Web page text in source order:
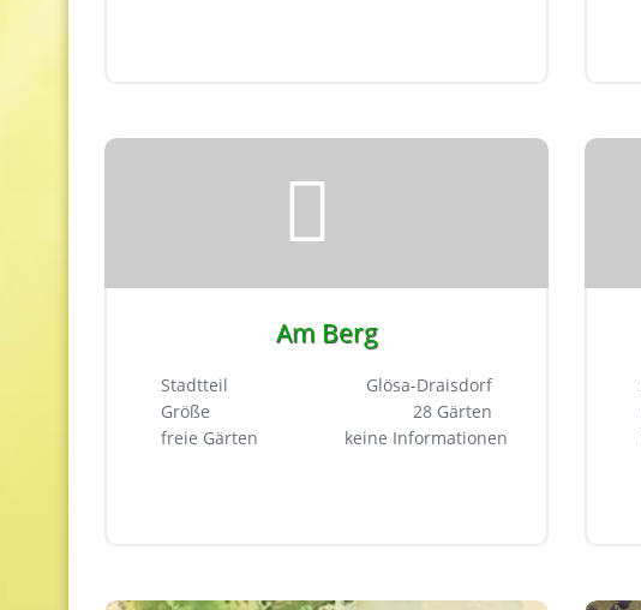
Am Berg
Stadtteil
Glösa-Draisdorf
Größe
28 Gärten
freie Gärten
keine Informationen